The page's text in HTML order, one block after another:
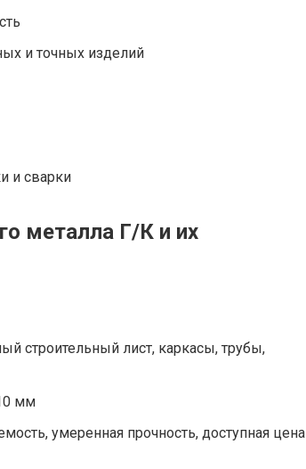
и точных изделий
и сварки
металла Г/К и их
строительный лист, каркасы, трубы,
мм
умеренная прочность, доступная цена